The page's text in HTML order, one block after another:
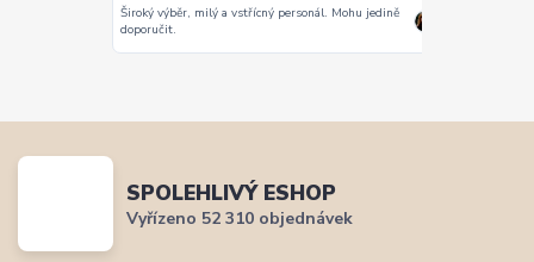
Široký výběr, milý a vstřícný personál. Mohu jedině
doporučit.
SPOLEHLIVÝ ESHOP
Vyřízeno 52 310 objednávek